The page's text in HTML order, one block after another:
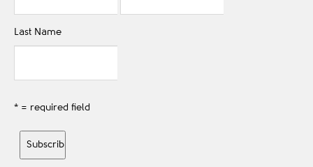
Last Name
* = required field